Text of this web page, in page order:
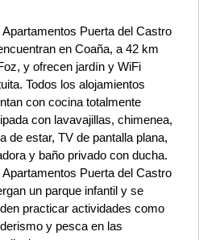
Apartamentos Puerta del Castro
en Coaña, a 42 km
y ofrecen jardín y WiFi
Todos los alojamientos
con cocina totalmente
con lavavajillas, chimenea,
de estar, TV de pantalla plana,
y baño privado con ducha.
Apartamentos Puerta del Castro
un parque infantil y se
practicar actividades como
y pesca en las